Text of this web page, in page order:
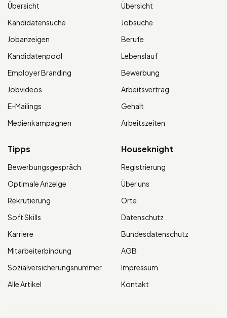
Übersicht
Kandidatensuche
Jobanzeigen
Kandidatenpool
Employer Branding
Jobvideos
E-Mailings
Medienkampagnen
Übersicht
Jobsuche
Berufe
Lebenslauf
Bewerbung
Arbeitsvertrag
Gehalt
Arbeitszeiten
Tipps
Bewerbungsgespräch
Optimale Anzeige
Rekrutierung
Soft Skills
Karriere
Mitarbeiterbindung
Sozialversicherungsnummer
Alle Artikel
Houseknight
Registrierung
Über uns
Orte
Datenschutz
Bundesdatenschutz
AGB
Impressum
Kontakt